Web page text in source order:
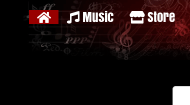
Music Store